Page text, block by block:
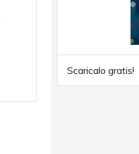
Scaricalo gratis!